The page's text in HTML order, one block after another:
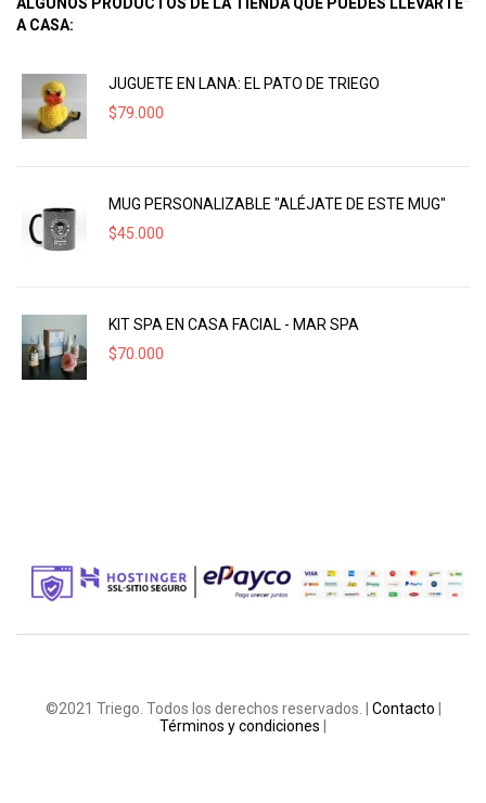
A CASA:
JUGUETE EN LANA: EL PATO DE TRIEGO
$79.000
MUG PERSONALIZABLE "ALÉJATE DE ESTE MUG"
$45.000
KIT SPA EN CASA FACIAL - MAR SPA
$70.000
©2021 Triego. Todos los derechos reservados. | Contacto
Términos y condiciones